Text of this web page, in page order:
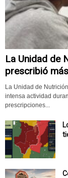
La Unidad de
prescribió
La Unidad de
intensa actividad
prescripciones...